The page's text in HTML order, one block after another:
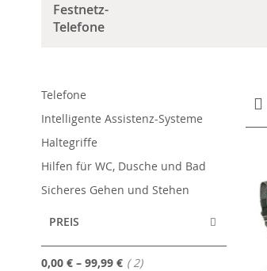
Festnetz-
Telefone
Telefone
Intelligente Assistenz-Systeme
Haltegriffe
Hilfen für WC, Dusche und Bad
Sicheres Gehen und Stehen
PREIS
0,00 € – 99,99 € 2Artikel